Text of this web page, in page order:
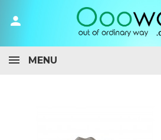
person
MENU